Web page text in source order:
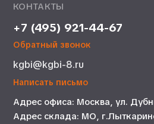
КОНТАКТЫ
+7 (495) 921-44-67
Обратный звонок
kgbi@kgbi-8.ru
Написать письмо
Адрес офиса: Москва, ул.
Адрес склада: МО,